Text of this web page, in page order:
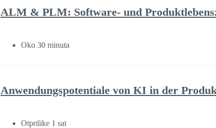
ALM & PLM: Software- und
Oko 30 minuta
Anwendungspotentiale von KI in der
Otprilike 1 sat